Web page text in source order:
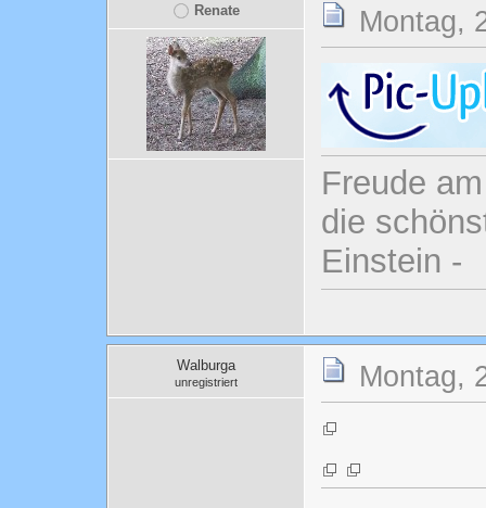
Renate Montag,
Freude
die
Einstein -
Walburga
unregistriert Montag,